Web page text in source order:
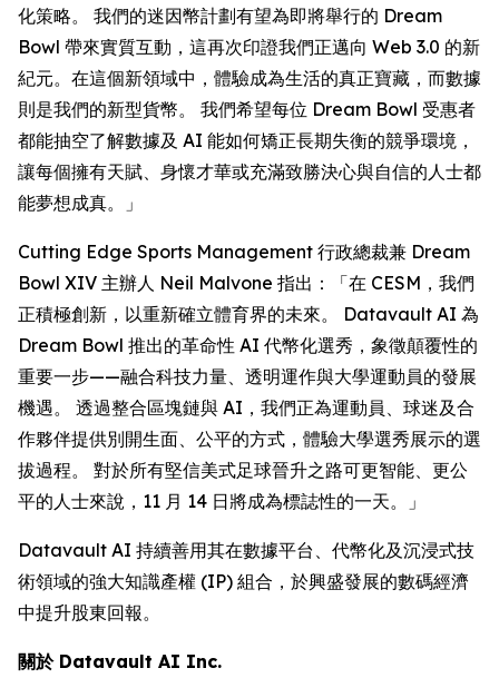
化策略。 我們的迷因幣計劃有望為即將舉行的 Dream
Bowl 帶來實質互動，這再次印證我們正邁向 Web 3.0 的新
紀元。在這個新領域中，體驗成為生活的真正寶藏，而數據
則是我們的新型貨幣。 我們希望每位 Dream Bowl 受惠者
都能抽空了解數據及 AI 能如何矯正長期失衡的競爭環境，
讓每個擁有天賦、身懷才華或充滿致勝決心與自信的人士都
能夢想成真。」
Cutting Edge Sports Management 行政總裁兼 Dream
Bowl XIV 主辦人 Neil Malvone 指出：「在 CESM，我們
正積極創新，以重新確立體育界的未來。 Datavault AI 為
Dream Bowl 推出的革命性 AI 代幣化選秀，象徵顛覆性的
重要一步——融合科技力量、透明運作與大學運動員的發展
機遇。 透過整合區塊鏈與 AI，我們正為運動員、球迷及合
作夥伴提供別開生面、公平的方式，體驗大學選秀展示的選
拔過程。 對於所有堅信美式足球晉升之路可更智能、更公
平的人士來說，11 月 14 日將成為標誌性的一天。」
Datavault AI 持續善用其在數據平台、代幣化及沉浸式技
術領域的強大知識產權 (IP) 組合，於興盛發展的數碼經濟
中提升股東回報。
關於 Datavault AI Inc.